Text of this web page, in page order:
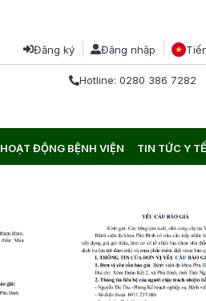
Đăng ký Đăng nhập
Hotline: 0280 386 7282
HOẠT ĐỘNG BỆNH VIỆN TIN TỨC Y TẾ